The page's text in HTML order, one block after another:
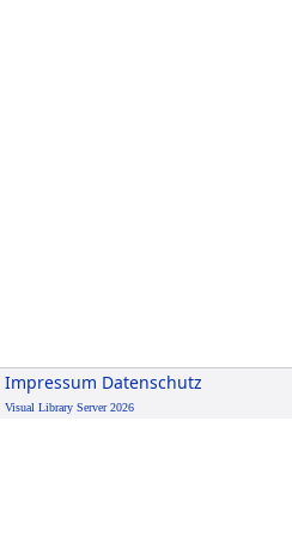
Impressum Datenschutz
Visual Library Server 2026